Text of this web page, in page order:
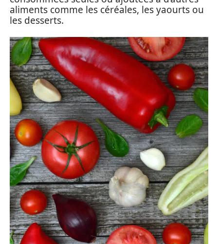
aliments comme les céréales, les yaourts ou
les desserts.